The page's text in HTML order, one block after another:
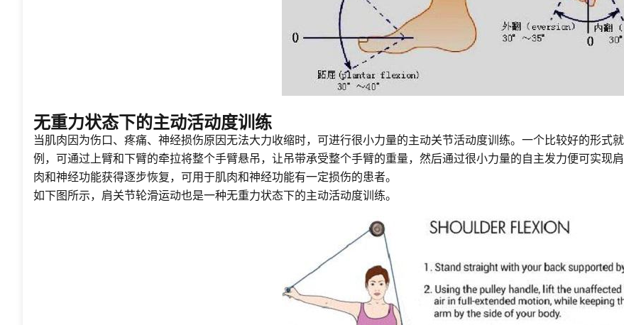
无重力状态下的主动活动度训练
当肌肉因为伤口、疼痛、神经损伤原因无法大力收缩时，可进行很小力量的主动关节活动度训练。一个比较好的形式
例，可通过上臂和下臂的牵拉将整个手臂悬吊，让吊带承受整个手臂的重量，然后通过很小力量的自主发力便可实现
肉和神经功能获得逐步恢复，可用于肌肉和神经功能有一定损伤的患者。
如下图所示，肩关节轮滑运动也是一种无重力状态下的主动活动度训练。